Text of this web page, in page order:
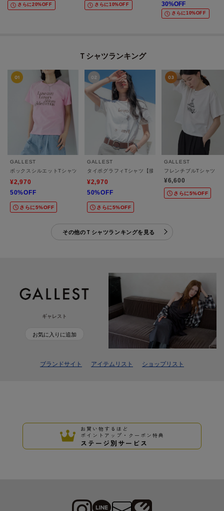
さらに20%OFF さらに10%OFF
30%OFF
さらに10%OFF
Ｔシャツランキング
GALLEST
ボックスシルエットTシャツ【接触冷感】
¥2,970
50%OFF
さらに5%OFF
GALLEST
タイポグラフィTシャツ【接触冷感】
¥2,970
50%OFF
さらに5%OFF
GALLEST
フレンチブルTシャツ
¥6,600
さらに5%OFF
その他のＴシャツランキングを見る
ギャレスト
お気に入りに追加
ブランドサイト アイテムリスト ショップリスト
お買い物するほど
ポイントアップ・クーポン特典
ステージ別サービス